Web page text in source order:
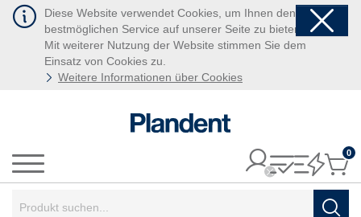
Diese Website verwendet Cookies, um Ihnen den
bestmöglichen Service auf unserer Seite zu bieten.
Mit weiterer Nutzung der Website stimmen Sie dem
Einsatz von Cookies zu.
Weitere Informationen über Cookies
Menü
0